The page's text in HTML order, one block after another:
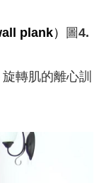
plank） 圖4.
轉肌的離心訓